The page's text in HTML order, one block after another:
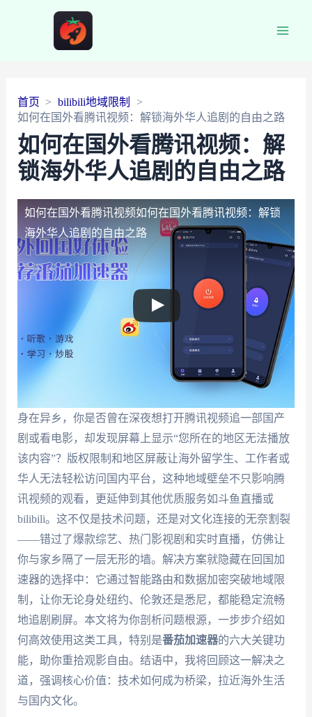
首页
bilibili地域限制
如何在国外看腾讯视频：解锁海外华人追剧的自由之路
如何在国外看腾讯视频：解
锁海外华人追剧的自由之路
如何在国外看腾讯视频如何在国外看腾讯视频：解锁
海外华人追剧的自由之路
身在异乡，你是否曾在深夜想打开腾讯视频追一部国产
剧或看电影，却发现屏幕上显示“您所在的地区无法播放
该内容”？版权限制和地区屏蔽让海外留学生、工作者或
华人无法轻松访问国内平台，这种地域壁垒不只影响腾
讯视频的观看，更延伸到其他优质服务如斗鱼直播或
bilibili。这不仅是技术问题，还是对文化连接的无奈割裂
——错过了爆款综艺、热门影视剧和实时直播，仿佛让
你与家乡隔了一层无形的墙。解决方案就隐藏在回国加
速器的选择中：它通过智能路由和数据加密突破地域限
制，让你无论身处纽约、伦敦还是悉尼，都能稳定流畅
地追剧刷屏。本文将为你剖析问题根源，一步步介绍如
何高效使用这类工具，特别是番茄加速器的六大关键功
能，助你重拾观影自由。结语中，我将回顾这一解决之
道，强调核心价值：技术如何成为桥梁，拉近海外生活
与国内文化。